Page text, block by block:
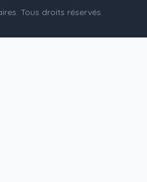
Tous droits réservés.